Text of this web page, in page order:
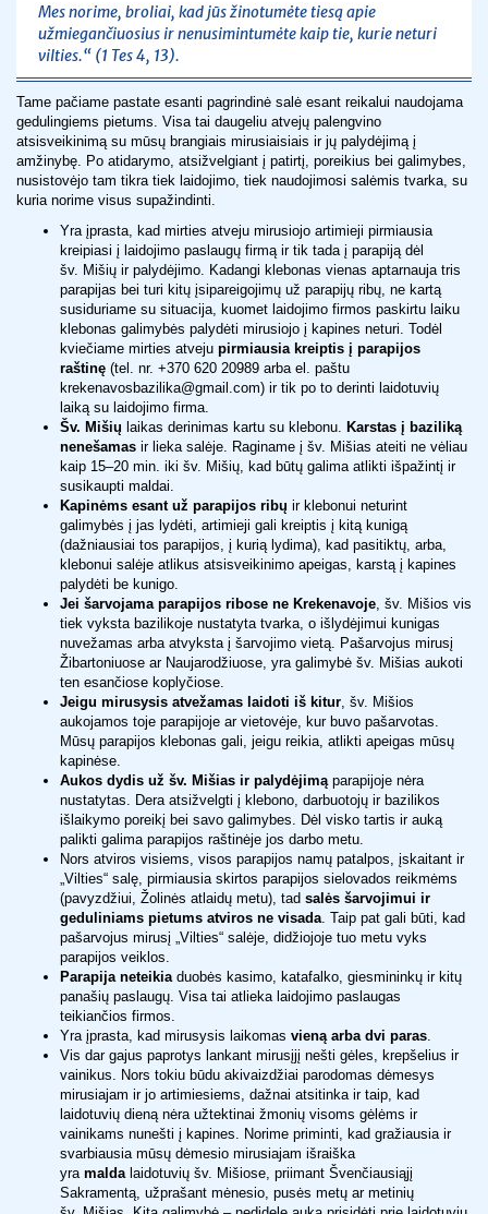
Mes norime, broliai, kad jūs žinotumėte tiesą apie
užmiegančiuosius ir nenusimintumėte kaip tie, kurie neturi
vilties.“ (1 Tes 4, 13).
Tame pačiame pastate esanti pagrindinė salė esant reikalui naudojama
gedulingiems pietums. Visa tai daugeliu atvejų palengvino
atsisveikinimą su mūsų brangiais mirusiaisiais ir jų palydėjimą į
amžinybę. Po atidarymo, atsižvelgiant į patirtį, poreikius bei galimybes,
nusistovėjo tam tikra tiek laidojimo, tiek naudojimosi salėmis tvarka, su
kuria norime visus supažindinti.
Yra įprasta, kad mirties atveju mirusiojo artimieji pirmiausia
kreipiasi į laidojimo paslaugų firmą ir tik tada į parapiją dėl
šv. Mišių ir palydėjimo. Kadangi klebonas vienas aptarnauja tris
parapijas bei turi kitų įsipareigojimų už parapijų ribų, ne kartą
susiduriame su situacija, kuomet laidojimo firmos paskirtu laiku
klebonas galimybės palydėti mirusiojo į kapines neturi. Todėl
kviečiame mirties atveju pirmiausia kreiptis į parapijos
raštinę (tel. nr. +370 620 20989 arba el. paštu
krekenavosbazilika@gmail.com) ir tik po to derinti laidotuvių
laiką su laidojimo firma.
Šv. Mišių laikas derinimas kartu su klebonu. Karstas į baziliką
nenešamas ir lieka salėje. Raginame į šv. Mišias ateiti ne vėliau
kaip 15–20 min. iki šv. Mišių, kad būtų galima atlikti išpažintį ir
susikaupti maldai.
Kapinėms esant už parapijos ribų ir klebonui neturint
galimybės į jas lydėti, artimieji gali kreiptis į kitą kunigą
(dažniausiai tos parapijos, į kurią lydima), kad pasitiktų, arba,
klebonui salėje atlikus atsisveikinimo apeigas, karstą į kapines
palydėti be kunigo.
Jei šarvojama parapijos ribose ne Krekenavoje , šv. Mišios vis
tiek vyksta bazilikoje nustatyta tvarka, o išlydėjimui kunigas
nuvežamas arba atvyksta į šarvojimo vietą. Pašarvojus mirusį
Žibartoniuose ar Naujarodžiuose, yra galimybė šv. Mišias aukoti
ten esančiose koplyčiose.
Jeigu mirusysis atvežamas laidoti iš kitur , šv. Mišios
aukojamos toje parapijoje ar vietovėje, kur buvo pašarvotas.
Mūsų parapijos klebonas gali, jeigu reikia, atlikti apeigas mūsų
kapinėse.
Aukos dydis už šv. Mišias ir palydėjimą parapijoje nėra
nustatytas. Dera atsižvelgti į klebono, darbuotojų ir bazilikos
išlaikymo poreikį bei savo galimybes. Dėl visko tartis ir auką
palikti galima parapijos raštinėje jos darbo metu.
Nors atviros visiems, visos parapijos namų patalpos, įskaitant ir
„Vilties“ salę, pirmiausia skirtos parapijos sielovados reikmėms
(pavyzdžiui, Žolinės atlaidų metu), tad salės šarvojimui ir
geduliniams pietums atviros ne visada . Taip pat gali būti, kad
pašarvojus mirusį „Vilties“ salėje, didžiojoje tuo metu vyks
parapijos veiklos.
Parapija neteikia duobės kasimo, katafalko, giesmininkų ir kitų
panašių paslaugų. Visa tai atlieka laidojimo paslaugas
teikiančios firmos.
Yra įprasta, kad mirusysis laikomas vieną arba dvi paras
Vis dar gajus paprotys lankant mirusįjį nešti gėles, krepšelius ir
vainikus. Nors tokiu būdu akivaizdžiai parodomas dėmesys
mirusiajam ir jo artimiesiems, dažnai atsitinka ir taip, kad
laidotuvių dieną nėra užtektinai žmonių visoms gėlėms ir
vainikams nunešti į kapines. Norime priminti, kad gražiausia ir
svarbiausia mūsų dėmesio mirusiajam išraiška
yra malda laidotuvių šv. Mišiose, priimant Švenčiausiąjį
Sakramentą, užprašant mėnesio, pusės metų ar metinių